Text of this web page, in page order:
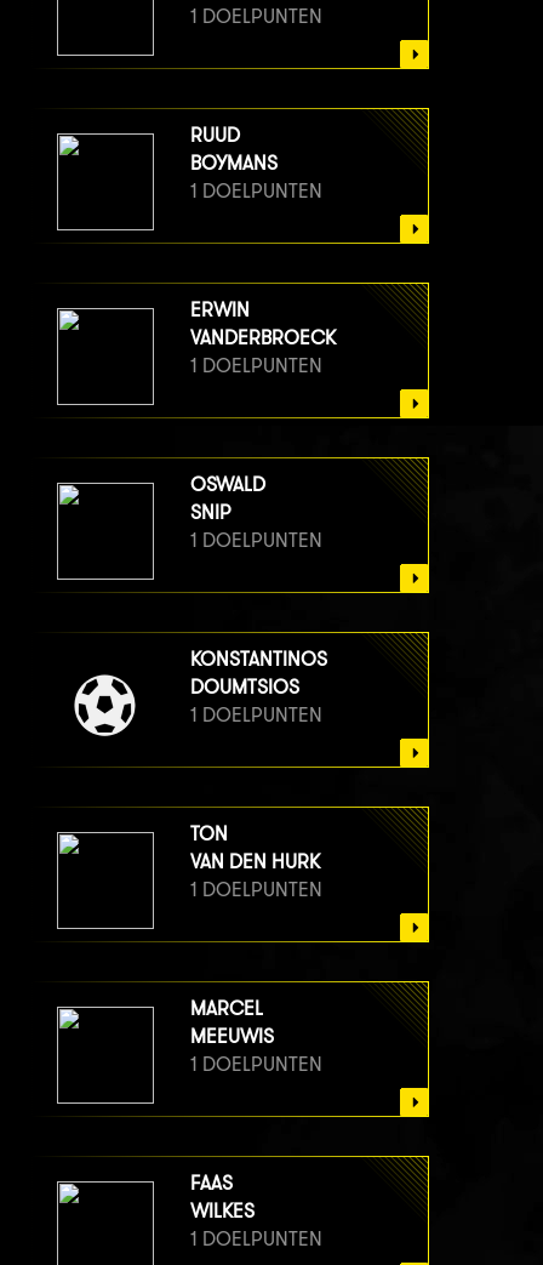
1 DOELPUNTEN
RUUD
BOYMANS
1 DOELPUNTEN
ERWIN
VANDERBROECK
1 DOELPUNTEN
OSWALD
SNIP
1 DOELPUNTEN
KONSTANTINOS
DOUMTSIOS
1 DOELPUNTEN
TON
VAN DEN HURK
1 DOELPUNTEN
MARCEL
MEEUWIS
1 DOELPUNTEN
FAAS
WILKES
1 DOELPUNTEN